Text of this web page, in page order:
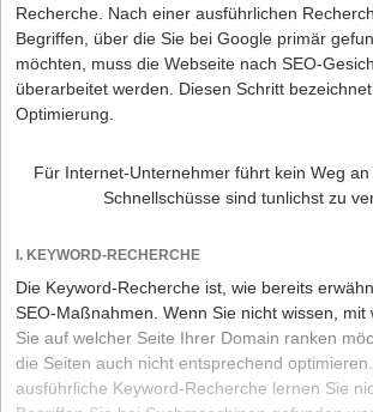
Recherche. Nach einer ausführlichen
Begriffen, über die Sie bei Google primär
möchten, muss die Webseite nach SEO-
überarbeitet werden. Diesen Schritt
Optimierung.
Für Internet-Unternehmer führt kein Weg
Schnellschüsse sind tunlichst zu
I. KEYWORD-RECHERCHE
Die Keyword-Recherche ist, wie be­reits
SEO-Maßnahmen. Wenn Sie nicht wissen, mit
Sie auf welcher Seite Ihrer Domain ranken
die Seiten auch nicht entsprechend
ausführliche Keyword-Recherche lernen Sie